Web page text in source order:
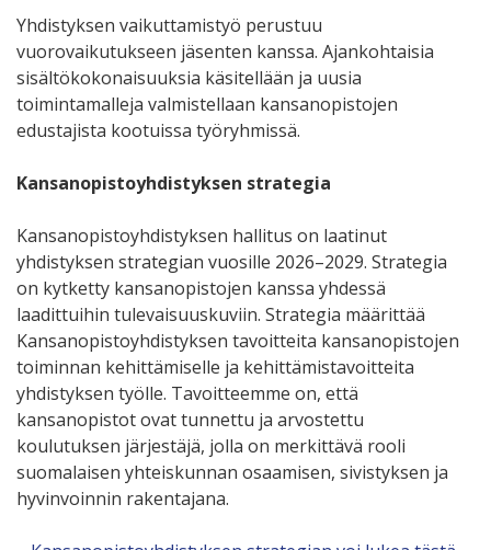
Yhdistyksen vaikuttamistyö perustuu
vuorovaikutukseen jäsenten kanssa. Ajankohtaisia
sisältökokonaisuuksia käsitellään ja uusia
toimintamalleja valmistellaan kansanopistojen
edustajista kootuissa työryhmissä.
Kansanopistoyhdistyksen strategia
Kansanopistoyhdistyksen hallitus on laatinut
yhdistyksen strategian vuosille 2026–2029. Strategia
on kytketty kansanopistojen kanssa yhdessä
laadittuihin tulevaisuuskuviin. Strategia määrittää
Kansanopistoyhdistyksen tavoitteita kansanopistojen
toiminnan kehittämiselle ja kehittämistavoitteita
yhdistyksen työlle. Tavoitteemme on, että
kansanopistot ovat tunnettu ja arvostettu
koulutuksen järjestäjä, jolla on merkittävä rooli
suomalaisen yhteiskunnan osaamisen, sivistyksen ja
hyvinvoinnin rakentajana.